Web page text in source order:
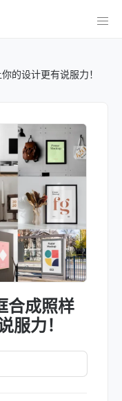
的设计更有说服力！
合成照样
服力！